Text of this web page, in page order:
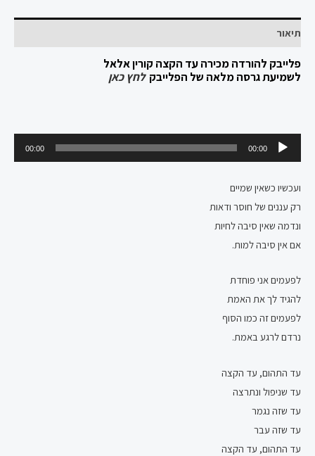
תיאור
פלייבק להורדה מכירה עד הקצה קורין אלאל
לשמיעת גרסה מלאה של הפלייבקלחץ כאן
אודיו
00:00
00:00
ועכשיו כשאין שמיים
רק עננים של חוסר ודאות
ונדמה שאין סיבה לחיות
אם אין סיבה למות.
לפעמים אני פוחדת
להגיד לך את האמת
לפעמים זה כמו הסוף
נרדם לרגע באמת.
עד התהום, עד הקצה
עד שניפול ונתרצה
עד שזה נגמר
עד שזה עבר
עד התהום, עד הקצה